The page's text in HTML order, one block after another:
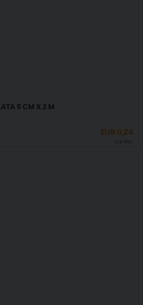
5 CM X 2 M
EUR 0,24
IVA incl.